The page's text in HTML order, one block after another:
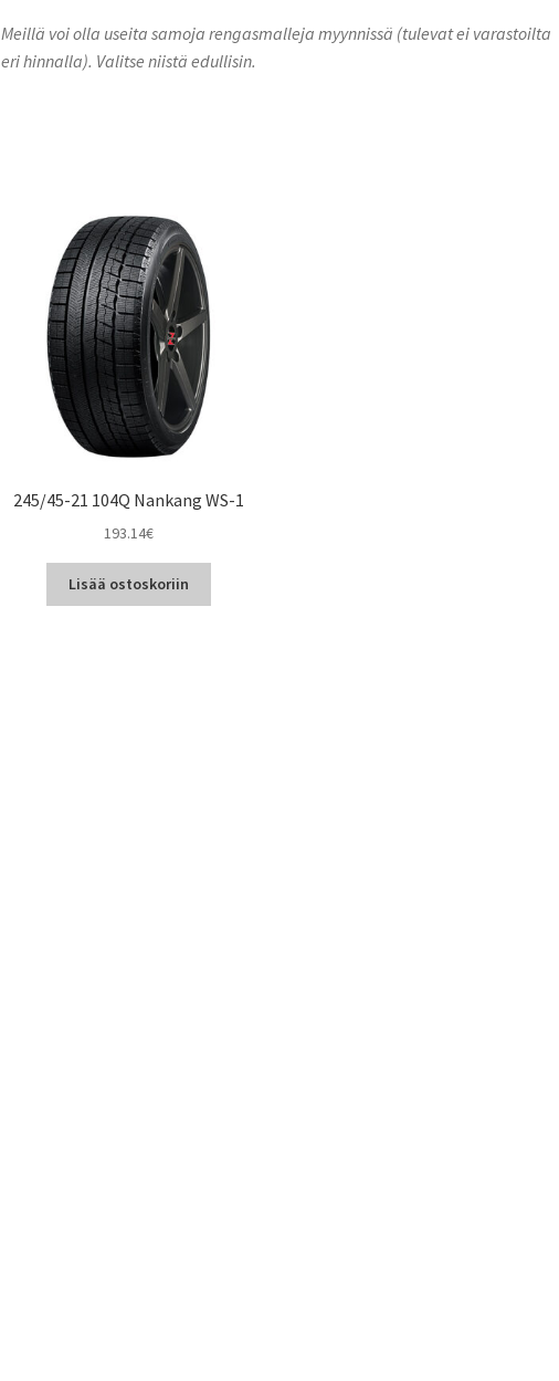
Meillä voi olla useita samoja rengasmalleja myynnissä (tulevat ei varastoilta
eri hinnalla). Valitse niistä edullisin.
245/45-21 104Q Nankang WS-1
193.14€
Lisää ostoskoriin